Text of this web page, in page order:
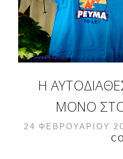
Η
ΜΌΝΟ ΣΤΟ
24 ΦΕΒΡΟΥΑΡΊΟΥ